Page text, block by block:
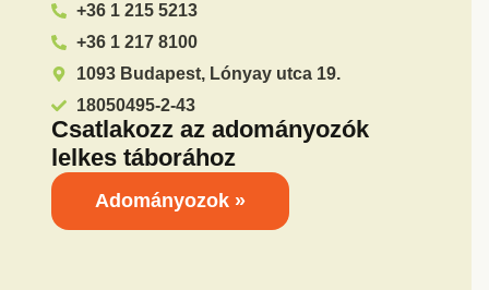
+36 1 215 5213
+36 1 217 8100
1093 Budapest, Lónyay utca 19.
18050495-2-43
Csatlakozz az adományozók
lelkes táborához
Adományozok »